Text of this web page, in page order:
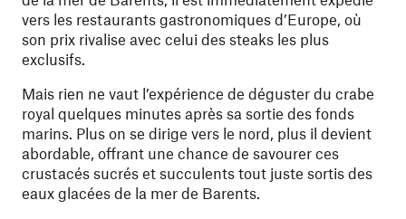
vers les restaurants gastronomiques d’Europe, où
son prix rivalise avec celui des steaks les plus
exclusifs.
Mais rien ne vaut l’expérience de déguster du crabe
royal quelques minutes après sa sortie des fonds
marins. Plus on se dirige vers le nord, plus il devient
abordable, offrant une chance de savourer ces
crustacés sucrés et succulents tout juste sortis des
eaux glacées de la mer de Barents.